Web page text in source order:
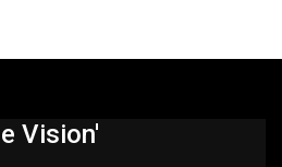
Vision'